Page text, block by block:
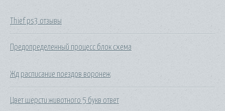
Thief ps3 отзывы
Предопределенный процесс блок схема
Жд расписание поездов воронеж
Цвет шерсти животного 5 букв ответ